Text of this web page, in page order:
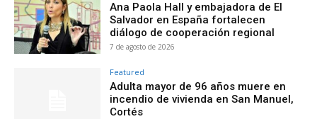
Ana Paola Hall y embajadora de El
Salvador en España fortalecen
diálogo de cooperación regional
7 de agosto de 2026
Featured
Adulta mayor de 96 años muere en
incendio de vivienda en San Manuel,
Cortés